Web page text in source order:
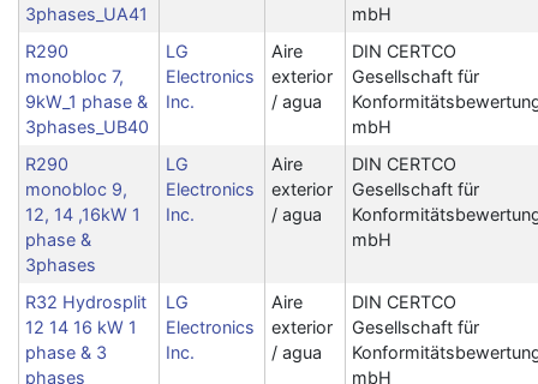
3phases_UA41
mbH
R290
monobloc 7,
9kW_1 phase &
3phases_UB40
LG
Electronics
Inc.
Aire
exterior
/ agua
DIN CERTCO
Gesellschaft für
mbH
R290
monobloc 9,
12, 14 ,16kW 1
phase &
3phases
LG
Electronics
Inc.
Aire
exterior
/ agua
DIN CERTCO
Gesellschaft für
mbH
R32 Hydrosplit
12 14 16 kW 1
phase & 3
phases
LG
Electronics
Inc.
Aire
exterior
/ agua
DIN CERTCO
Gesellschaft für
mbH